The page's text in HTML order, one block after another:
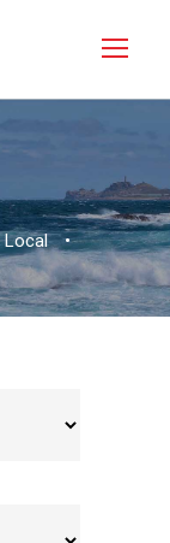
Local •